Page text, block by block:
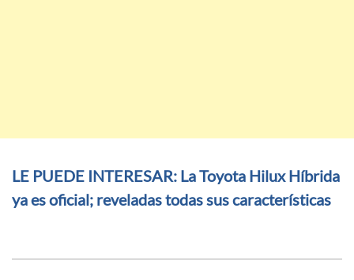
LE PUEDE INTERESAR: La Toyota Hilux Híbrida
ya es oficial; reveladas todas sus características